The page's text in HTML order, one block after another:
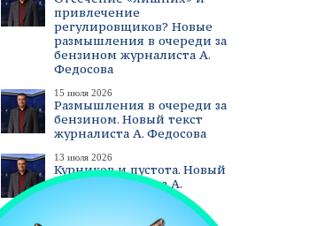
привлечение
регулировщиков? Новые
размышления в очереди за
бензином журналиста А.
Федосова
15 июля 2026
Размышления в очереди за
бензином. Новый текст
журналиста А. Федосова
13 июля 2026
Курников и пустота. Новый
текст журналиста А.
смотреть все